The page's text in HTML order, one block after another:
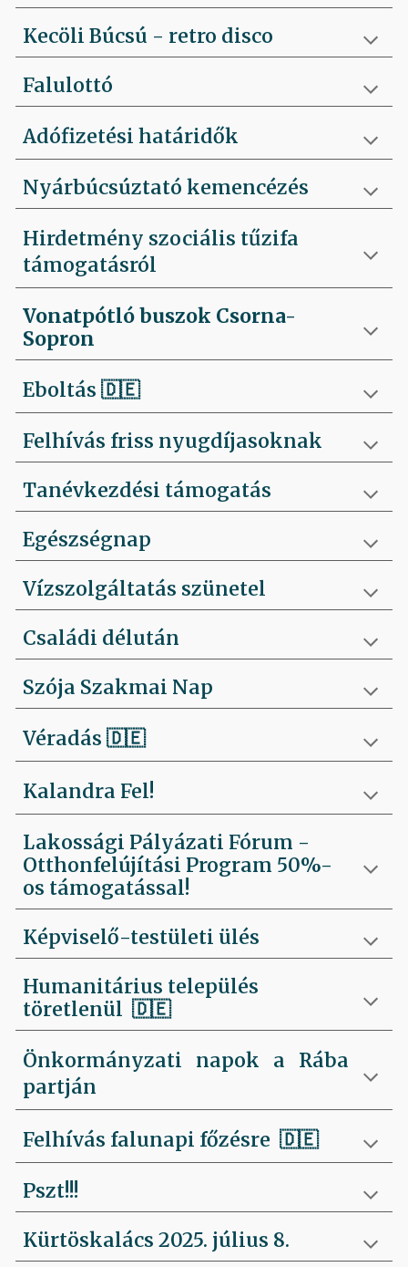
Kecöli Búcsú - retro disco
Falulottó
Adófizetési határidők
Nyárbúcsúztató kemencézés
Hirdetmény szociális tűzifa
támogatásról
Vonatpótló buszok Csorna-
Sopron
Eboltás🇩🇪
Felhívás friss nyugdíjasoknak
Tanévkezdési támogatás
Egészségnap
Vízszolgáltatás szünetel
Családi délután
Szója Szakmai Nap
Véradás🇩🇪
Kalandra Fel!
Lakossági Pályázati Fórum -
Otthonfelújítási Program 50%-
os támogatással!
Képviselő-testületi ülés
Humanitárius település
töretlenül🇩🇪
Önkormányzati napok a Rába
partján
Felhívás falunapi főzésre🇩🇪
Pszt!!!
Kürtöskalács 2025. július 8.